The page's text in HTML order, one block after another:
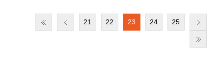
21 22 23 24 25